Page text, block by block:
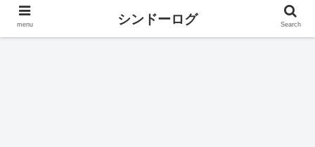
menu シンドーログ Search